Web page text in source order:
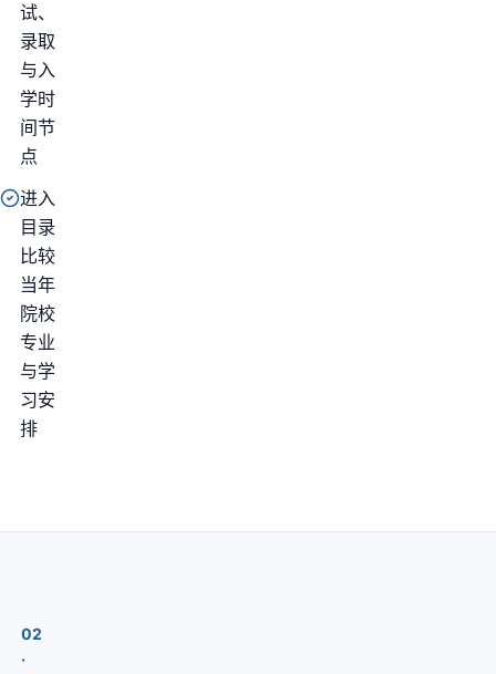
试、
录取
与入
学时
间节
点
进入
目录
比较
当年
院校
专业
与学
习安
排
02
·